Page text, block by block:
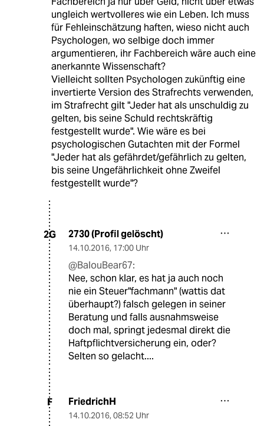
ungleich wertvolleres wie ein Leben. Ich muss
für Fehleinschätzung haften, wieso nicht auch
Psychologen, wo selbige doch immer
argumentieren, ihr Fachbereich wäre auch eine
anerkannte Wissenschaft?
Vielleicht sollten Psychologen zukünftig eine
invertierte Version des Strafrechts verwenden,
im Strafrecht gilt "Jeder hat als unschuldig zu
gelten, bis seine Schuld rechtskräftig
festgestellt wurde". Wie wäre es bei
psychologischen Gutachten mit der Formel
"Jeder hat als gefährdet/gefährlich zu gelten,
bis seine Ungefährlichkeit ohne Zweifel
festgestellt wurde"?
2G 2730 (Profil gelöscht)
14.10.2016, 17:00 Uhr
@BalouBear67:
Nee, schon klar, es hat ja auch noch
nie ein Steuer"fachmann" (wattis dat
überhaupt?) falsch gelegen in seiner
Beratung und falls ausnahmsweise
doch mal, springt jedesmal direkt die
Haftpflichtversicherung ein, oder?
Selten so gelacht....
F FriedrichH
14.10.2016, 08:52 Uhr